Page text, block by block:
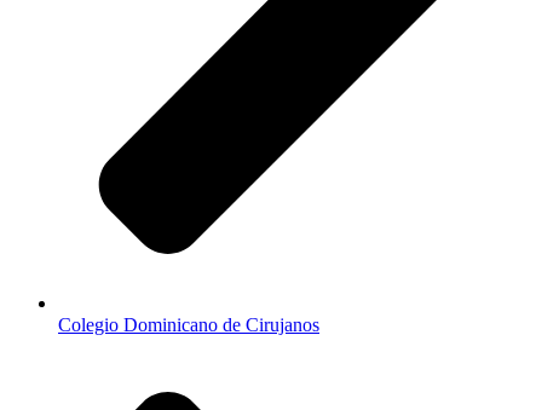
Colegio Dominicano de Cirujanos